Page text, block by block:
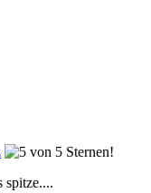
spitze....